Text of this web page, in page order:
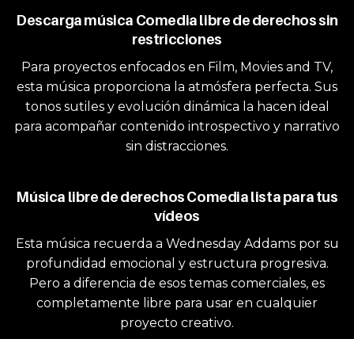
Descarga música Comedia libre de derechos sin
restricciones
Para proyectos enfocados en Film, Movies and TV,
esta música proporciona la atmósfera perfecta. Sus
tonos sutiles y evolución dinámica la hacen ideal
para acompañar contenido introspectivo y narrativo
sin distracciones.
Música libre de derechos Comedia lista para tus
vídeos
Esta música recuerda a Wednesday Addams por su
profundidad emocional y estructura progresiva.
Pero a diferencia de esos temas comerciales, es
completamente libre para usar en cualquier
proyecto creativo.